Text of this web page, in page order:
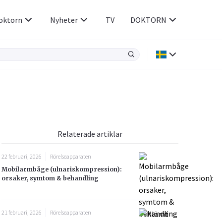
Rökavvänjning
Rörelseapparaten
Sex & Samliv
Sömn & Stress
Nyheter TV DOKTORN
Relaterade artiklar
22 februari, 2026
Rörelseapparaten
Mobilarmbåge (ulnariskompression):
orsaker, symtom & behandling
21 februari, 2026
Rörelseapparaten